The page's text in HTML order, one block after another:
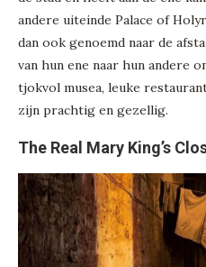
andere uiteinde Palace of
dan ook genoemd naar de
van hun ene naar hun andere
tjokvol musea, leuke
zijn prachtig en gezellig.
The Real Mary King’s